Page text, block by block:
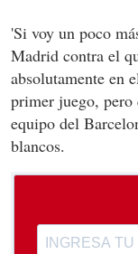
'Si voy un poco
Madrid contra el
absolutamente en
primer juego, pero
equipo del
blancos.